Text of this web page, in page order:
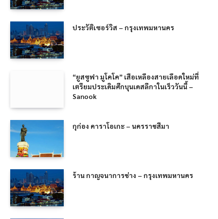
ประวัติเซอร์วิส – กรุงเทพมหานคร
“ยูสซูฟา มูโคโค” เสือเหลืองสายเลือดใหม่ที่
เตรียมประเดิมศึกบุนเดสลีกาในเร็ววันนี้ –
Sanook
กุก่อง คาราโอเกะ – นครราชสีมา
ร้าน กาญจนาการช่าง – กรุงเทพมหานคร